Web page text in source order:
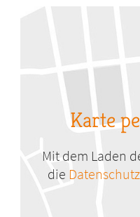
Karte
Mit dem Laden
die